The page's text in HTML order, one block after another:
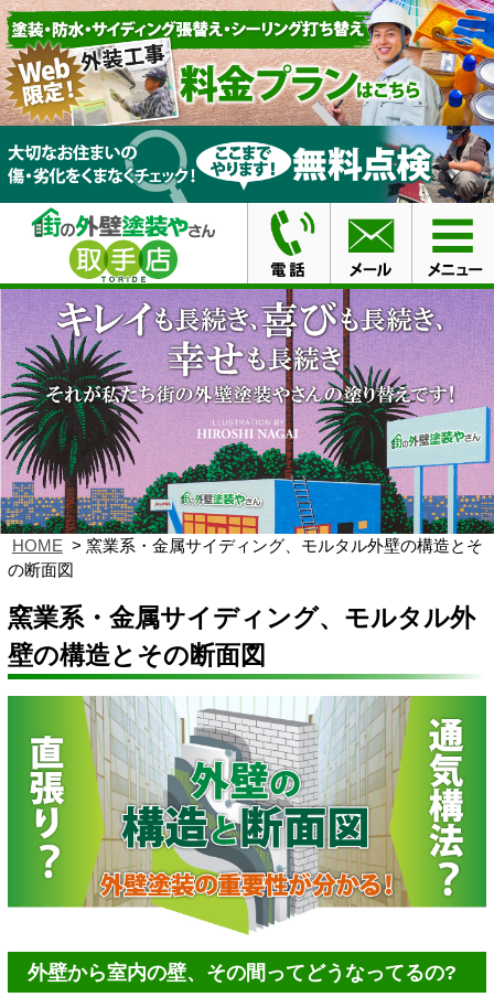
HOME
窯業系・金属サイディング、モルタル外壁の構造とそ
の断面図
窯業系・金属サイディング、モルタル外
壁の構造とその断面図
外壁から室内の壁、その間ってどうなってるの?